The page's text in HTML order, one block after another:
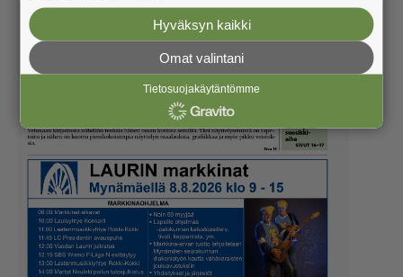
Hyväksyn kaikki
Omat valintani
Tietosuojakäytäntömme